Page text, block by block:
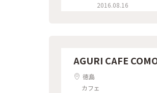
2016.08.16
AGURI CAFE
徳島
カフェ